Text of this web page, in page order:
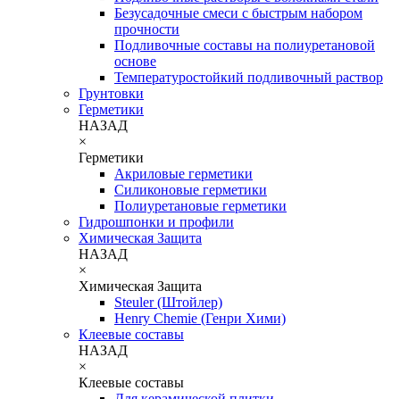
Безусадочные смеси с быстрым набором
прочности
Подливочные составы на полиуретановой
основе
Температуростойкий подливочный раствор
Грунтовки
Герметики
НАЗАД
×
Герметики
Акриловые герметики
Силиконовые герметики
Полиуретановые герметики
Гидрошпонки и профили
Химическая Защита
НАЗАД
×
Химическая Защита
Steuler (Штойлер)
Henry Chemie (Генри Хими)
Клеевые составы
НАЗАД
×
Клеевые составы